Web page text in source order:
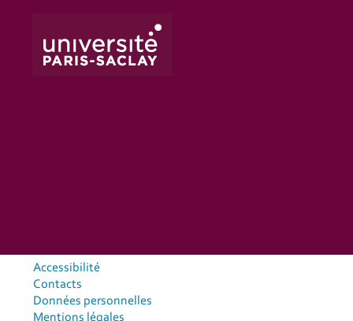
Accessibilité
Contacts
Données personnelles
Mentions légales